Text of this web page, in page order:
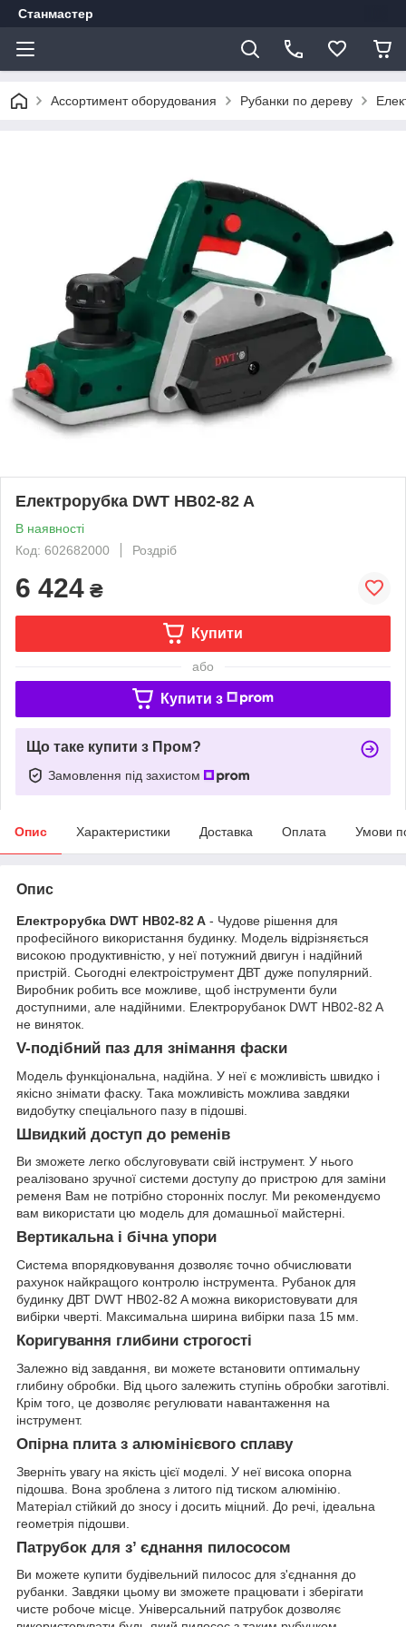
Станмастер
Ассортимент оборудования Рубанки по дереву
Електрорубка DWT HB02-82 A
В наявності
Код: 602682000
Роздріб
6 424 ₴
Купити
або
Купити з
Що таке купити з Пром?
Замовлення під захистом
Опис Характеристики Доставка Оплата Умови
Опис
Електрорубка DWT HB02-82 A - Чудове рішення для
професійного використання будинку. Модель відрізняється
високою продуктивністю, у неї потужний двигун і надійний
пристрій. Сьогодні електроіструмент ДВТ дуже популярний.
Виробник робить все можливе, щоб інструменти були
доступними, але надійними. Електрорубанок DWT HB02-82 A
не виняток.
V-подібний паз для знімання фаски
Модель функціональна, надійна. У неї є можливість швидко і
якісно знімати фаску. Така можливість можлива завдяки
видобутку спеціального пазу в підошві.
Швидкий доступ до ременів
Ви зможете легко обслуговувати свій інструмент. У нього
реалізовано зручної системи доступу до пристрою для заміни
ременя Вам не потрібно сторонніх послуг. Ми рекомендуємо
вам використати цю модель для домашньої майстерні.
Вертикальна і бічна упори
Система впорядковування дозволяє точно обчислювати
рахунок найкращого контролю інструмента. Рубанок для
будинку ДВТ DWT HB02-82 A можна використовувати для
вибірки чверті. Максимальна ширина вибірки паза 15 мм.
Коригування глибини строгості
Залежно від завдання, ви можете встановити оптимальну
глибину обробки. Від цього залежить ступінь обробки заготівлі.
Крім того, це дозволяє регулювати навантаження на
інструмент.
Опірна плита з алюмінієвого сплаву
Зверніть увагу на якість цієї моделі. У неї висока опорна
підошва. Вона зроблена з литого під тиском алюмінію.
Матеріал стійкий до зносу і досить міцний. До речі, ідеальна
геометрія підошви.
Патрубок для з’ єднання пилососом
Ви можете купити будівельний пилосос для з'єднання до
рубанки. Завдяки цьому ви зможете працювати і зберігати
чисте робоче місце. Універсальний патрубок дозволяє